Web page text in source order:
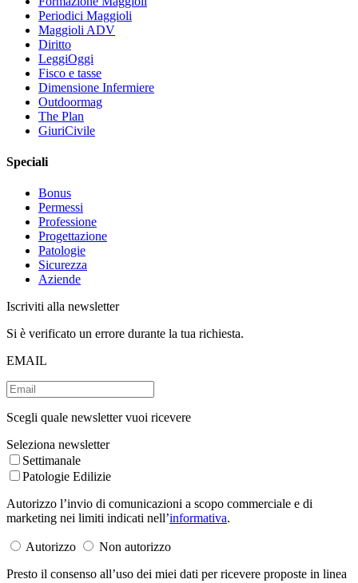
Periodici Maggioli
Maggioli ADV
Diritto
LeggiOggi
Fisco e tasse
Dimensione Infermiere
Outdoormag
The Plan
GiuriCivile
Speciali
Bonus
Permessi
Professione
Progettazione
Patologie
Sicurezza
Aziende
Iscriviti alla newsletter
Si è verificato un errore durante la tua richiesta.
EMAIL
Scegli quale newsletter vuoi ricevere
Seleziona newsletter
Settimanale
Patologie Edilizie
Autorizzo l’invio di comunicazioni a scopo commerciale e di
marketing nei limiti indicati nell’informativa.
Autorizzo
Non autorizzo
Presto il consenso all’uso dei miei dati per ricevere proposte in linea